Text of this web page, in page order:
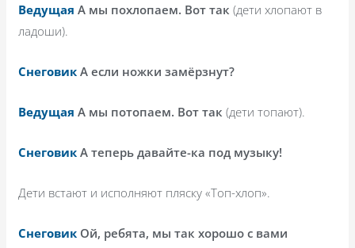
Ведущая А мы похлопаем. Вот так(дети хлопают в
ладоши).
Снеговик А если ножки замёрзнут?
Ведущая А мы потопаем. Вот так(дети топают).
Снеговик А теперь давайте-ка под музыку!
Дети встают и исполняют пляску «Топ-хлоп».
Снеговик Ой, ребята, мы так хорошо с вами